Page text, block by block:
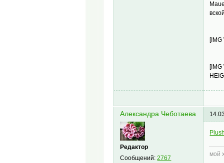
Александра Чеботаева
Редактор
Сообщений:2767
мой